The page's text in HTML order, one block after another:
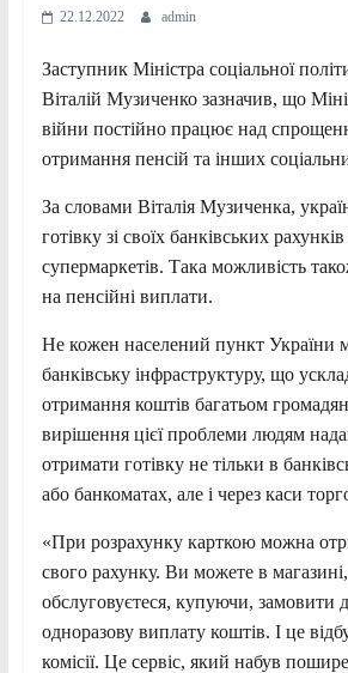
22.12.2022 admin
Заступник Міністра соціальної
Віталій Музиченко зазначив, що
війни постійно працює над
отримання пенсій та інших
За словами Віталія Музиченка,
готівку зі своїх банківських
супермаркетів. Така можливість
на пенсійні виплати.
Не кожен населений пункт України
банківську інфраструктуру, що
отримання коштів багатьом
вирішення цієї проблеми людям
отримати готівку не тільки в
або банкоматах, але і через каси
«При розрахунку карткою можна
свого рахунку. Ви можете в
обслуговуєтеся, купуючи, замовити
одноразову виплату коштів. І це
комісії. Це сервіс, який набув